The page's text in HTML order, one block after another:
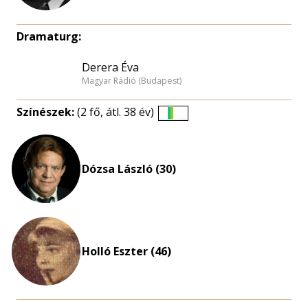
Dramaturg:
Derera Éva
Magyar Rádió (Budapest)
Színészek:(2 fő, átl. 38 év)
Dózsa László (30)
Holló Eszter (46)